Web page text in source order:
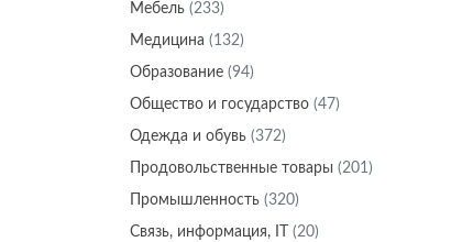
Мебель (233)
Медицина (132)
Образование (94)
Общество и государство (47)
Одежда и обувь (372)
Продовольственные товары (201)
Промышленность (320)
Связь, информация, IT (20)